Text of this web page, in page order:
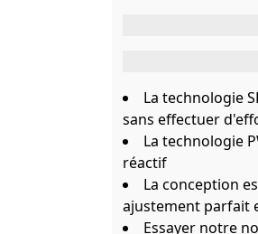
La technologie
sans effectuer
La technologie
réactif
La conception
ajustement parfait
Essayer notre